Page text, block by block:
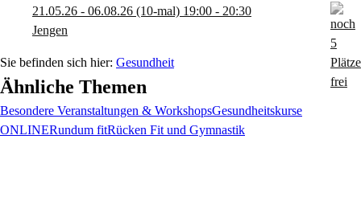
21.05.26 - 06.08.26 (10-mal) 19:00 - 20:30
Jengen
Gesundheit
Ähnliche Themen
Besondere Veranstaltungen & WorkshopsGesundheitskurse
ONLINERundum fitRücken Fit und Gymnastik